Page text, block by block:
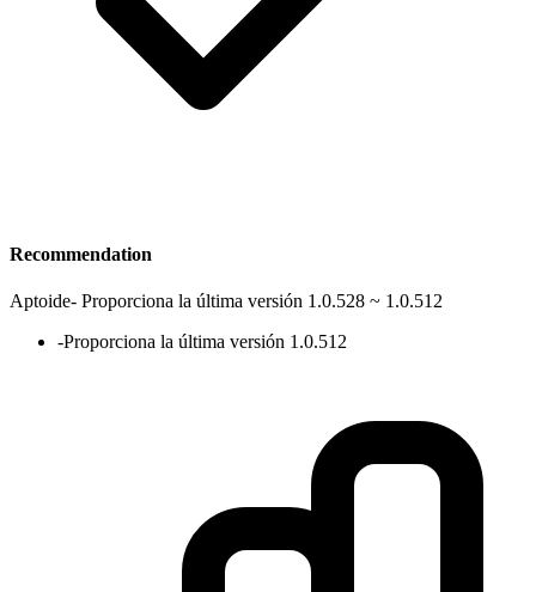
Recommendation
Aptoide- Proporciona la última versión 1.0.528 ~ 1.0.512
-Proporciona la última versión 1.0.512